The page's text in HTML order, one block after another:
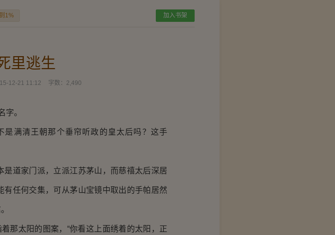
1% 加入书架
里逃生
12-21 11:12 字数： 2,490
。
满清王朝那个垂帘听政的皇太后吗？这手
道家门派，立派江苏茅山，而慈禧太后深居
任何交集，可从茅山宝镜中取出的手帕居然
太阳的图案，“你看这上面绣着的太阳，正